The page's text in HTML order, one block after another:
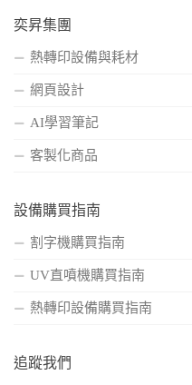
奕昇集團
熱轉印設備與耗材
網頁設計
AI學習筆記
客製化商品
設備購買指南
割字機購買指南
UV直噴機購買指南
熱轉印設備購買指南
追蹤我們